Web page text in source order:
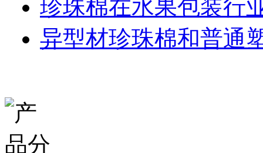
珍珠棉在水果包装行
异型材珍珠棉和普通